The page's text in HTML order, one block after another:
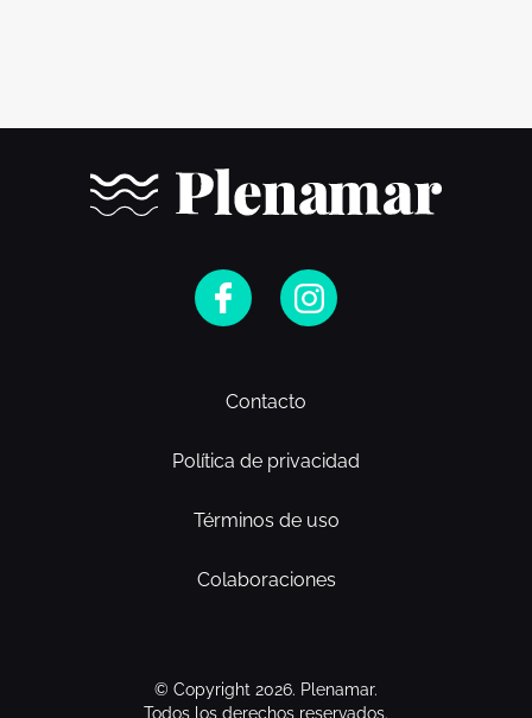
Contacto
Política de privacidad
Términos de uso
Colaboraciones
© Copyright 2026. Plenamar.
Todos los derechos reservados.